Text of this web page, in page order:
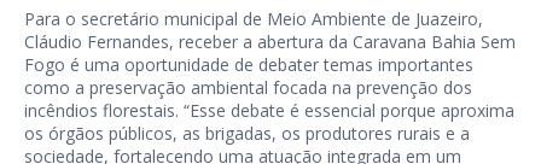
Para o secretário municipal de Meio Ambiente de Juazeiro,
Cláudio Fernandes, receber a abertura da Caravana Bahia Sem
Fogo é uma oportunidade de debater temas importantes
como a preservação ambiental focada na prevenção dos
incêndios florestais. “Esse debate é essencial porque aproxima
os órgãos públicos, as brigadas, os produtores rurais e a
sociedade, fortalecendo uma atuação integrada em um